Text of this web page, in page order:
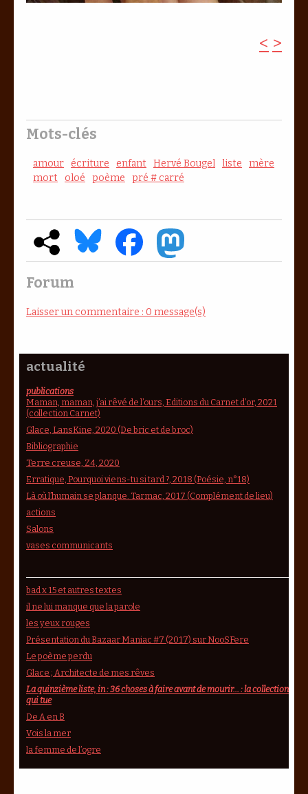
< >
Mots-clés
amour écriture enfant Hervé Bougel liste
mère
mort
oloé poème pré # carré
Forum
Laisser un commentaire : 0 message(s)
actualité
publications
Maman, maman, j’ai rêvé de l’ours, Editions du Carnet d’or, 2021
(collection Carnet)
Glace, LansKine, 2020 (De bric et de broc)
Bibliographie
Terre creuse, Z4, 2020
Erratique, Pourquoi viens-tu si tard ?, 2018 (Poésie, n°18)
Là où l’humain se planque. Tarmac, 2017 (Complément de lieu)
actions
Salons
vases communicants
bad x 15 et autres textes
il ne lui manque que la parole
les yeux rouges
Présentation du Bazaar Maniac #7 (2017) sur NooSFere
Le poème perdu
Glace ; Architecte de mes rêves
La quinzième liste, in : 36 choses à faire avant de mourir... : la collection
qui tue
De A en B
Vois la mer
la femme de l’ogre